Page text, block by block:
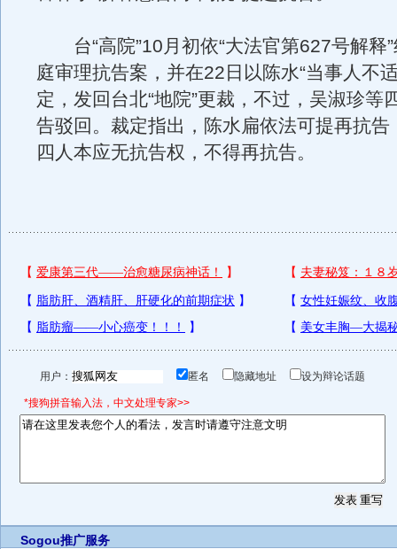
台“高院”10月初依“大法官第627号解释”
庭审理抗告案，并在22日以陈水“当事人不
定，发回台北“地院”更裁，不过，吴淑珍等
告驳回。裁定指出，陈水扁依法可提再抗告
四人本应无抗告权，不得再抗告。
用户： 匿名 隐藏地址 设为辩论话题
*搜狗拼音输入法，中文处理专家>>
Sogou推广服务